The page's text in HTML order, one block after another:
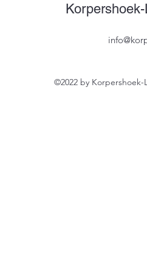
©2022 by Korpershoek-